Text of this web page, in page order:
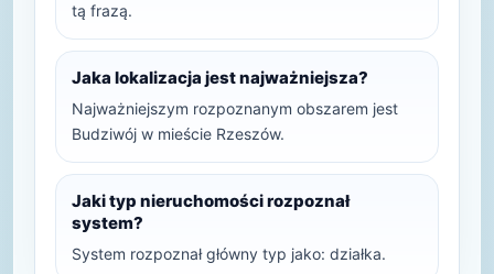
tą frazą.
Jaka lokalizacja jest najważniejsza?
Najważniejszym rozpoznanym obszarem jest
Budziwój w mieście Rzeszów.
Jaki typ nieruchomości rozpoznał
system?
System rozpoznał główny typ jako: działka.